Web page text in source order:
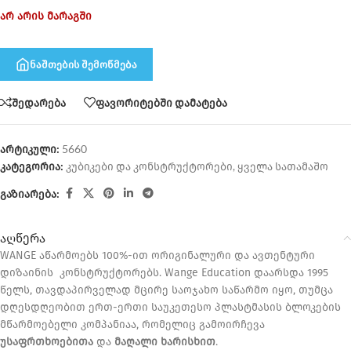
არ არის მარაგში
ნაშთების შემოწმება
შედარება ფავორიტებში დამატება
არტიკული: 5660
კატეგორია: კუბიკები და კონსტრუქტორები, ყველა სათამაშო
გაზიარება:
აღწერა
WANGE აწარმოებს 100%-ით ორიგინალური და ავთენტური
დიზაინის კონსტრუქტორებს. Wange Education დაარსდა 1995
წელს, თავდაპირველად მცირე საოჯახო საწარმო იყო, თუმცა
დღესდღეობით ერთ-ერთი საუკეთესო პლასტმასის ბლოკების
მწარმოებელი კომპანიაა, რომელიც გამოირჩევა
უსაფრთხოებითა და მაღალი ხარისხით.